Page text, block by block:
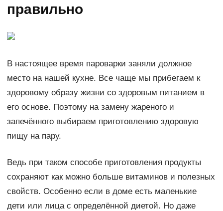
правильно
В настоящее время пароварки заняли должное
место на нашей кухне. Все чаще мы прибегаем к
здоровому образу жизни со здоровым питанием в
его основе. Поэтому на замену жареного и
запечённого выбираем приготовлению здоровую
пищу на пару.
Ведь при таком способе приготовления продукты
сохраняют как можно больше витаминов и полезных
свойств. Особенно если в доме есть маленькие
дети или лица с определённой диетой. Но даже